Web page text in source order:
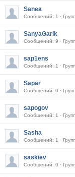
Sanea
Сообщений: 1 ·
SanyaGarik
Сообщений: 9 ·
sap1ens
Сообщений: 1 ·
Sapar
Сообщений: 0 ·
sapogov
Сообщений: 1 ·
Sasha
Сообщений: 1 ·
saskiev
Сообщений: 0 ·